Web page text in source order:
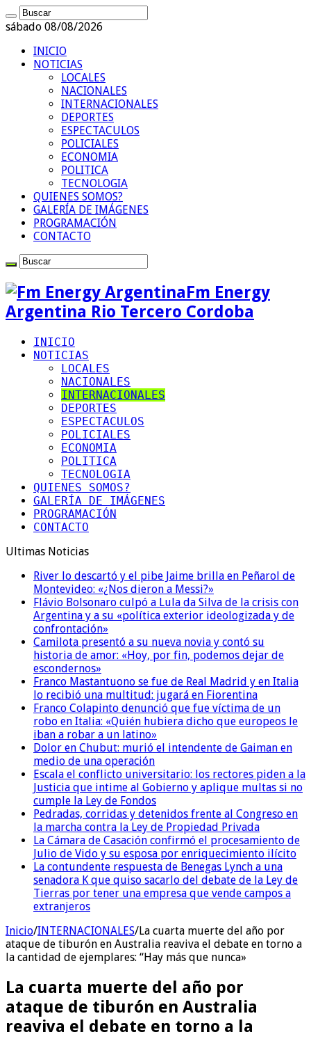
sábado 08/08/2026
INICIO
NOTICIAS
LOCALES
NACIONALES
INTERNACIONALES
DEPORTES
ESPECTACULOS
POLICIALES
ECONOMIA
POLITICA
TECNOLOGIA
QUIENES SOMOS?
GALERÍA DE IMÁGENES
PROGRAMACIÓN
CONTACTO
Fm Energy
Argentina Rio Tercero Cordoba
INICIO
NOTICIAS
LOCALES
NACIONALES
INTERNACIONALES
DEPORTES
ESPECTACULOS
POLICIALES
ECONOMIA
POLITICA
TECNOLOGIA
QUIENES SOMOS?
GALERÍA DE IMÁGENES
PROGRAMACIÓN
CONTACTO
Ultimas Noticias
River lo descartó y el pibe Jaime brilla en Peñarol de
Montevideo: «¿Nos dieron a Messi?»
Flávio Bolsonaro culpó a Lula da Silva de la crisis con
Argentina y a su «política exterior ideologizada y de
confrontación»
Camilota presentó a su nueva novia y contó su
historia de amor: «Hoy, por fin, podemos dejar de
escondernos»
Franco Mastantuono se fue de Real Madrid y en Italia
lo recibió una multitud: jugará en Fiorentina
Franco Colapinto denunció que fue víctima de un
robo en Italia: «Quién hubiera dicho que europeos le
iban a robar a un latino»
Dolor en Chubut: murió el intendente de Gaiman en
medio de una operación
Escala el conflicto universitario: los rectores piden a la
Justicia que intime al Gobierno y aplique multas si no
cumple la Ley de Fondos
Pedradas, corridas y detenidos frente al Congreso en
la marcha contra la Ley de Propiedad Privada
La Cámara de Casación confirmó el procesamiento de
Julio de Vido y su esposa por enriquecimiento ilícito
La contundente respuesta de Benegas Lynch a una
senadora K que quiso sacarlo del debate de la Ley de
Tierras por tener una empresa que vende campos a
extranjeros
Inicio/INTERNACIONALES/La cuarta muerte del año por
ataque de tiburón en Australia reaviva el debate en torno a
la cantidad de ejemplares: “Hay más que nunca»
La cuarta muerte del año por
ataque de tiburón en Australia
reaviva el debate en torno a la